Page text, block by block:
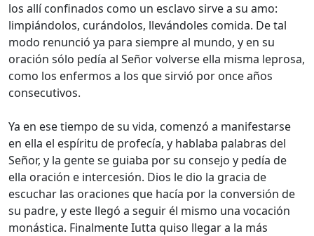
los allí confinados como un esclavo sirve a su amo:
limpiándolos, curándolos, llevándoles comida. De tal
modo renunció ya para siempre al mundo, y en su
oración sólo pedía al Señor volverse ella misma leprosa,
como los enfermos a los que sirvió por once años
consecutivos.
Ya en ese tiempo de su vida, comenzó a manifestarse
en ella el espíritu de profecía, y hablaba palabras del
Señor, y la gente se guiaba por su consejo y pedía de
ella oración e intercesión. Dios le dio la gracia de
escuchar las oraciones que hacía por la conversión de
su padre, y este llegó a seguir él mismo una vocación
monástica. Finalmente Iutta quiso llegar a la más